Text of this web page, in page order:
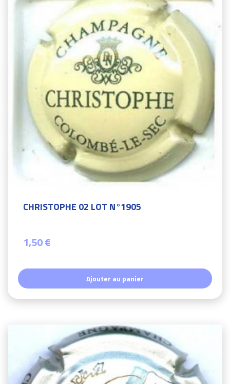
CHRISTOPHE 02 LOT N°1905
1,50 €
Ajouter au panier